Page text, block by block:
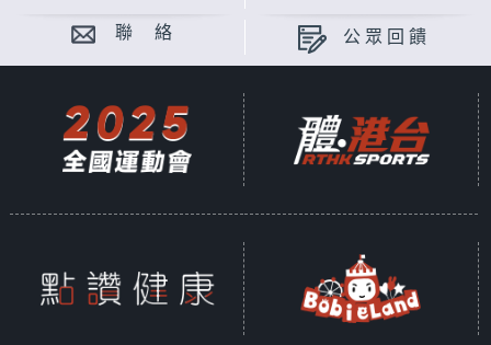
聯 絡 公眾回饋